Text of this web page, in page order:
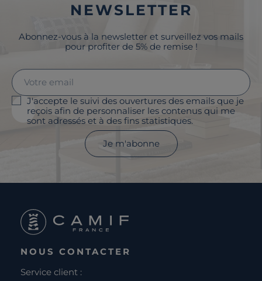
NEWSLETTER
Abonnez-vous à la newsletter et surveillez vos mails
pour profiter de 5% de remise !
J'accepte le suivi des ouvertures des emails que je
reçois afin de personnaliser les contenus qui me
sont adressés et à des fins statistiques.
Je m'abonne
NOUS CONTACTER
Service client :